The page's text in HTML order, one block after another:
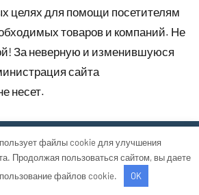
целях для помощи посетителям
товаров и компаний. Не
За неверную и изменившуюся
сайта
несет.
от ThemeZee.
файлы cookie для улучшения
Продолжая пользоваться сайтом, вы даете
файлов cookie.
OK